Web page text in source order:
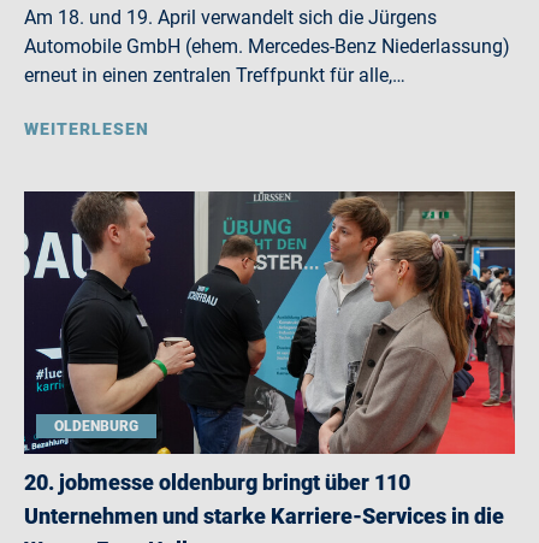
Am 18. und 19. April verwandelt sich die Jürgens
Automobile GmbH (ehem. Mercedes-Benz Niederlassung)
erneut in einen zentralen Treffpunkt für alle,…
WEITERLESEN
OLDENBURG
20. jobmesse oldenburg bringt über 110
Unternehmen und starke Karriere-Services in die